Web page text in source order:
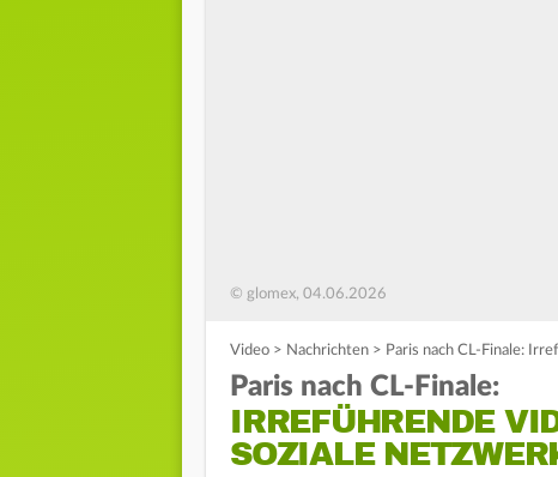
© glomex, 04.06.2026
Video > Nachrichten > Paris nach CL-Finale:
Paris nach CL-Finale:
IRREFÜHRENDE
SOZIALE